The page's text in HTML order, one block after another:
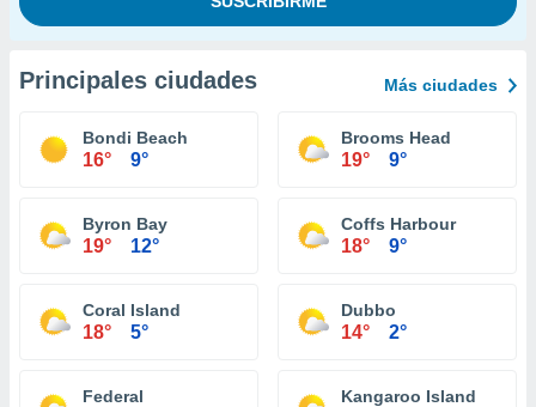
Principales ciudades Más ciudades
Bondi Beach
16° 9°
Brooms Head
19° 9°
Byron Bay
19° 12°
Coffs Harbour
18° 9°
Coral Island
18° 5°
Dubbo
14° 2°
Federal Kangaroo Island